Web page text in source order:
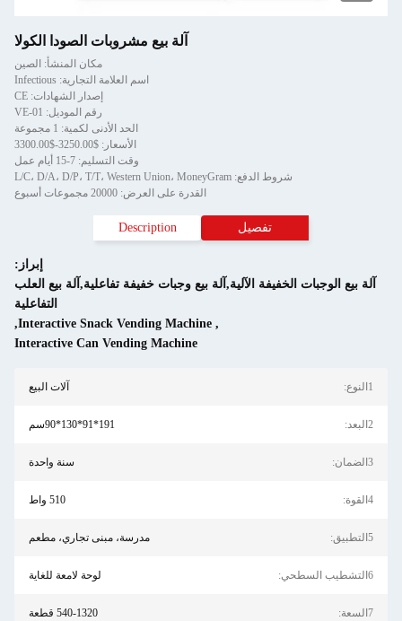
آلة بيع مشروبات الصودا الكولا
مكان المنشأ: الصين
اسم العلامة التجارية: Infectious
إصدار الشهادات: CE
رقم الموديل: VE-01
الحد الأدنى لكمية: 1 مجموعة
الأسعار: $3250.00-$3300.00
وقت التسليم: 7-15 أيام عمل
شروط الدفع: L/C، D/A، D/P، T/T، Western Union، MoneyGram
القدرة على العرض: 20000 مجموعات أسبوع
تفصيل Description
إبراز:
آلة بيع الوجبات الخفيفة الآلية,آلة بيع وجبات خفيفة تفاعلية,آلة بيع العلب
التفاعلية
,
Interactive Snack Vending Machine
,
Interactive Can Vending Machine
1النوع: آلات البيع
2البعد: 191*91*130*90سم
3الضمان: سنة واحدة
4القوة: 510 واط
5التطبيق: مدرسة، مبنى تجاري، مطعم
6التشطيب السطحي: لوحة لامعة للغاية
7السعة: 540-1320 قطعة